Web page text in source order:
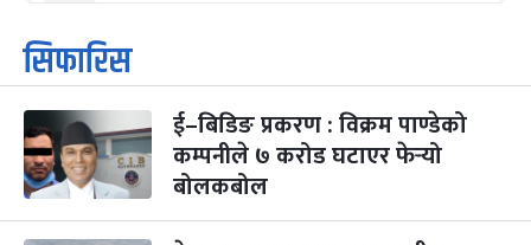
१
आइत
कार्तिक सङ्क्रान्ति
कार्तिक १, २०८३
३
मंगल
महानवमी
कार्तिक ३, २०८३-Oct 20, 2026
२ महिना बाँकी
४
सिफारिस
ई–बिडिङ प्रकरण : विक्रम पाण्डेको
कम्पनीले ७ करोड घटाएर फेर्‍यो
बोलकबोल